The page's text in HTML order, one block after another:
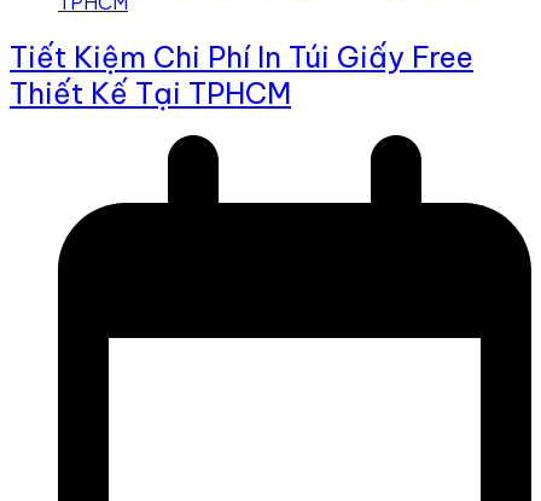
Tiết Kiệm Chi Phí In Túi Giấy Free
Thiết Kế Tại TPHCM